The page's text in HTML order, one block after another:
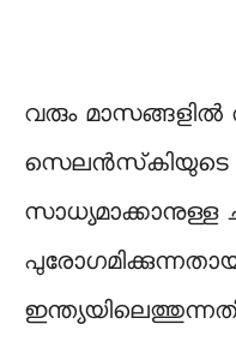
വരും മാസങ്ങളിൽ
സെലൻസ്‌കിയുടെ
സാധ്യമാക്കാനുള്ള